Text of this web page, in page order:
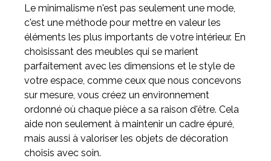
Le minimalisme n'est pas seulement une mode,
c'est une méthode pour mettre en valeur les
éléments les plus importants de votre intérieur. En
choisissant des meubles qui se marient
parfaitement avec les dimensions et le style de
votre espace, comme ceux que nous concevons
sur mesure, vous créez un environnement
ordonné où chaque pièce a sa raison d'être. Cela
aide non seulement à maintenir un cadre épuré,
mais aussi à valoriser les objets de décoration
choisis avec soin.